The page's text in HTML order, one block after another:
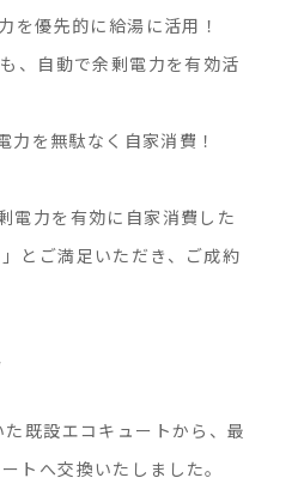
を優先的に給湯に活用！
、自動で余剰電力を有効活
を無駄なく自家消費！
電力を有効に自家消費した
とご満足いただき、ご成約
既設エコキュートから、最
トへ交換いたしました。